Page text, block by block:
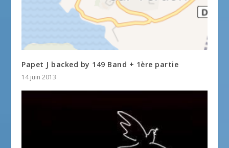
Papet J backed by 149 Band + 1ère partie
14 juin 2013